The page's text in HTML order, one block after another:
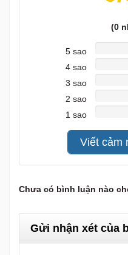
(0
5 sao
4 sao
3 sao
2 sao
1 sao
Viết cảm
Chưa có bình luận nào
Gửi nhận xét của